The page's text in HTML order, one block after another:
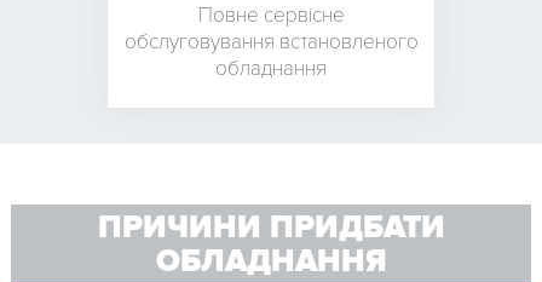
Повне сервісне
обслуговування встановленого
обладнання
ПРИЧИНИ ПРИДБАТИ
ОБЛАДНАННЯ